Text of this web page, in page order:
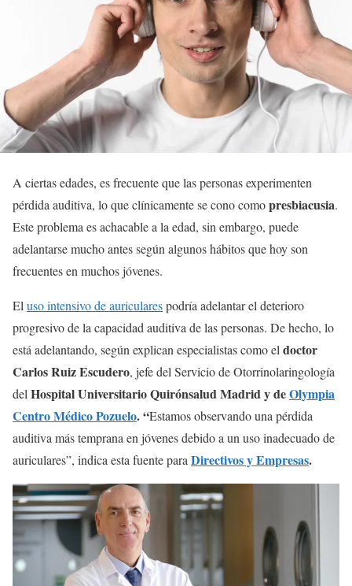
A ciertas edades, es frecuente que las personas experimenten
pérdida auditiva, lo que clínicamente se cono comopresbiacusia.
Este problema es achacable a la edad, sin embargo, puede
adelantarse mucho antes según algunos hábitos que hoy son
frecuentes en muchos jóvenes.
El uso intensivo de auricularespodría adelantar el deterioro
progresivo de la capacidad auditiva de las personas. De hecho, lo
está adelantando, según explican especialistas como el doctor
Carlos Ruiz Escudero, jefe del Servicio de Otorrinolaringología
del Hospital Universitario Quirónsalud Madrid y deOlympia
Centro Médico Pozuelo. “Estamos observando una pérdida
auditiva más temprana en jóvenes debido a un uso inadecuado de
auriculares”, indica esta fuente para Directivos y Empresas.